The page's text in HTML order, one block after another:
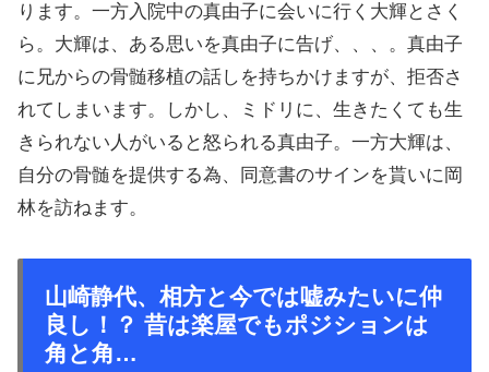
ります。一方入院中の真由子に会いに行く大輝とさく
ら。大輝は、ある思いを真由子に告げ、、、。真由子
に兄からの骨髄移植の話しを持ちかけますが、拒否さ
れてしまいます。しかし、ミドリに、生きたくても生
きられない人がいると怒られる真由子。一方大輝は、
自分の骨髄を提供する為、同意書のサインを貰いに岡
林を訪ねます。
山崎静代、相方と今では嘘みたいに仲
良し！？ 昔は楽屋でもポジションは
角と角…